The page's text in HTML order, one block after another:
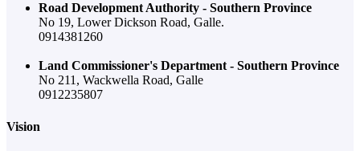
Road Development Authority - Southern Province
No 19, Lower Dickson Road, Galle.
0914381260
Land Commissioner's Department - Southern Province
No 211, Wackwella Road, Galle
0912235807
Vision